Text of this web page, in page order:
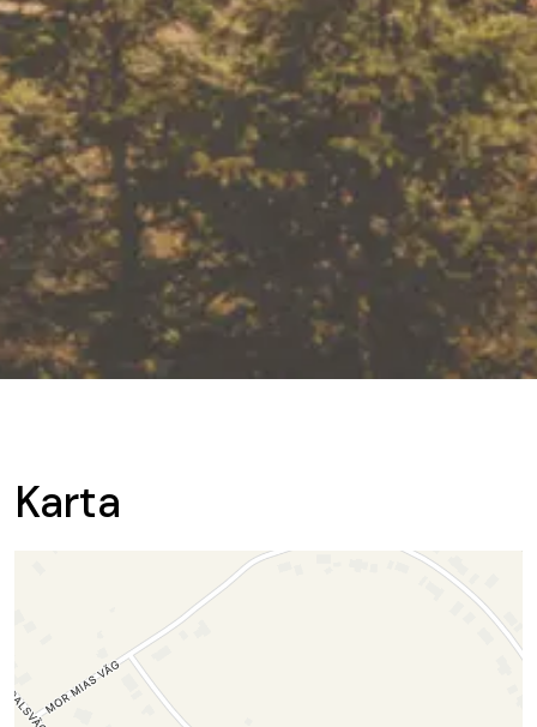
Karta